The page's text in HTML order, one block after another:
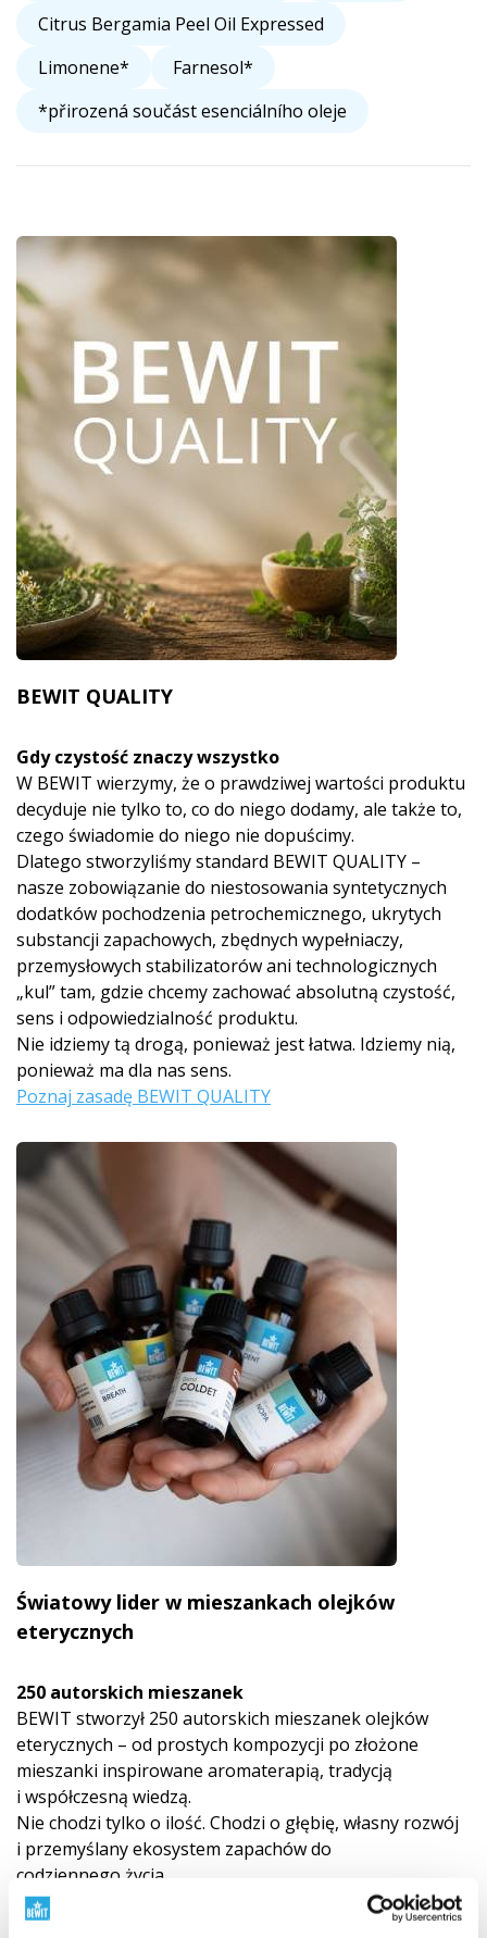
Citrus Bergamia Peel Oil Expressed
Limonene*
Farnesol*
*přirozená součást esenciálního oleje
BEWIT QUALITY
Gdy czystość znaczy wszystko
W BEWIT wierzymy, że o prawdziwej wartości produktu
decyduje nie tylko to, co do niego dodamy, ale także to,
czego świadomie do niego nie dopuścimy.
Dlatego stworzyliśmy standard BEWIT QUALITY –
nasze zobowiązanie do niestosowania syntetycznych
dodatków pochodzenia petrochemicznego, ukrytych
substancji zapachowych, zbędnych wypełniaczy,
przemysłowych stabilizatorów ani technologicznych
„kul” tam, gdzie chcemy zachować absolutną czystość,
sens i odpowiedzialność produktu.
Nie idziemy tą drogą, ponieważ jest łatwa. Idziemy nią,
ponieważ ma dla nas sens.
Poznaj zasadę BEWIT QUALITY
Światowy lider w mieszankach olejków
eterycznych
250 autorskich mieszanek
BEWIT stworzył 250 autorskich mieszanek olejków
eterycznych – od prostych kompozycji po złożone
mieszanki inspirowane aromaterapią, tradycją
i współczesną wiedzą.
Nie chodzi tylko o ilość. Chodzi o głębię, własny rozwój
i przemyślany ekosystem zapachów do
codziennego życia.
Odkryj świat mieszanek BEWIT